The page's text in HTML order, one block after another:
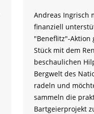
Andreas Ingrisch
finanziell
"Beneflitz"-Aktion
Stück mit dem
beschaulichen
Bergwelt des
radeln und
sammeln die
Bartgeierprojekt